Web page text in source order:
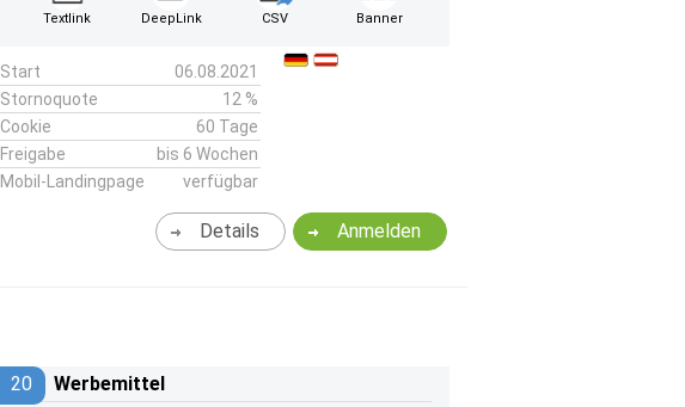
Textlink DeepLink CSV Banner
Start
06.08.2021
Stornoquote
12 %
Cookie
60 Tage
Freigabe
bis 6 Wochen
Mobil-Landingpage
verfügbar
Anmelden
Details
20 Werbemittel